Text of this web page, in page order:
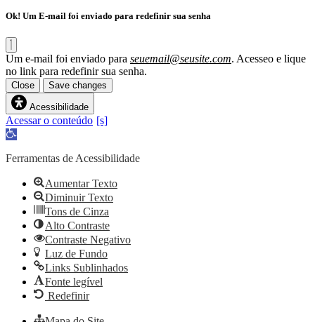
Ok! Um E-mail foi enviado para redefinir sua senha
Um e-mail foi enviado para seuemail@seusite.com. Acesseo e lique
no link para redefinir sua senha.
Close Save changes
Acessibilidade
Acessar o conteúdo
Abrir
barra
ferramentas
Ferramentas de Acessibilidade
Aumentar Texto
Diminuir Texto
Tons de Cinza
Alto Contraste
Contraste Negativo
Luz de Fundo
Links Sublinhados
Fonte legível
Redefinir